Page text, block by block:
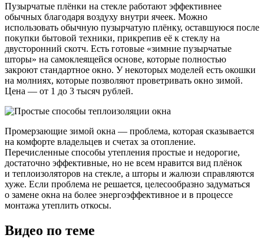
Пузырчатые плёнки на стекле работают эффективнее
обычных благодаря воздуху внутри ячеек. Можно
использовать обычную пузырчатую плёнку, оставшуюся после
покупки бытовой техники, прикрепив её к стеклу на
двусторонний скотч. Есть готовые «зимние пузырчатые
шторы» на самоклеящейся основе, которые полностью
закроют стандартное окно. У некоторых моделей есть окошки
на молниях, которые позволяют проветривать окно зимой.
Цена — от 1 до 3 тысяч рублей.
Промерзающие зимой окна — проблема, которая сказывается
на комфорте владельцев и счетах за отопление.
Перечисленные способы утепления простые и недорогие,
достаточно эффективные, но не всем нравится вид плёнок
и теплоизоляторов на стекле, а шторы и жалюзи справляются
хуже. Если проблема не решается, целесообразно задуматься
о замене окна на более энергоэффективное и в процессе
монтажа утеплить откосы.
Видео по теме